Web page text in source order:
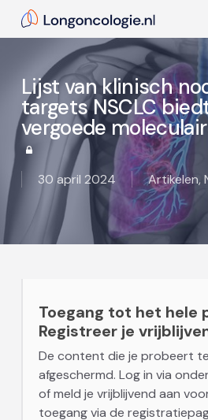
Lijst van klinisch
targets NSCLC
vergoede
30 april 2024 Artikelen,
Toegang tot het hele
Registreer je
De content die je probeert
afgeschermd. Log in via
of meld je vrijblijvend aan
toegang via de